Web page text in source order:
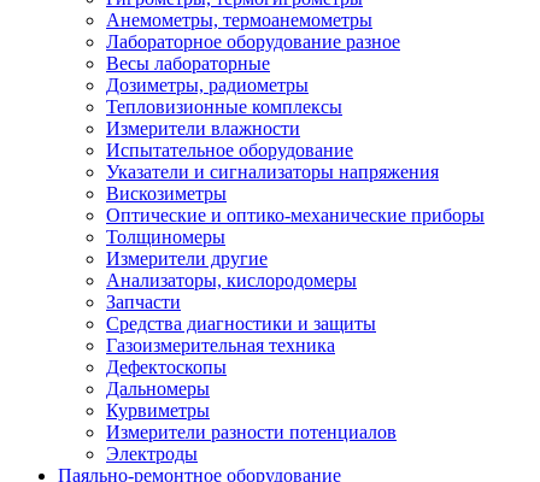
Анемометры, термоанемометры
Лабораторное оборудование разное
Весы лабораторные
Дозиметры, радиометры
Тепловизионные комплексы
Измерители влажности
Испытательное оборудование
Указатели и сигнализаторы напряжения
Вискозиметры
Оптические и оптико-механические приборы
Толщиномеры
Измерители другие
Анализаторы, кислородомеры
Запчасти
Средства диагностики и защиты
Газоизмерительная техника
Дефектоскопы
Дальномеры
Курвиметры
Измерители разности потенциалов
Электроды
Паяльно-ремонтное оборудование